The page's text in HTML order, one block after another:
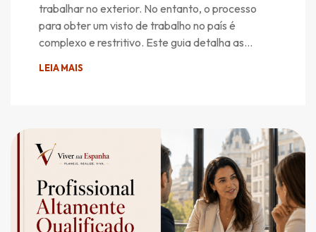
trabalhar no exterior. No entanto, o processo
para obter um visto de trabalho no país é
complexo e restritivo. Este guia detalha as…
LEIA MAIS